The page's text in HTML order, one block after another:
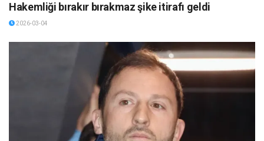
Hakemliği bırakır bırakmaz şike itirafı geldi
2026-03-04